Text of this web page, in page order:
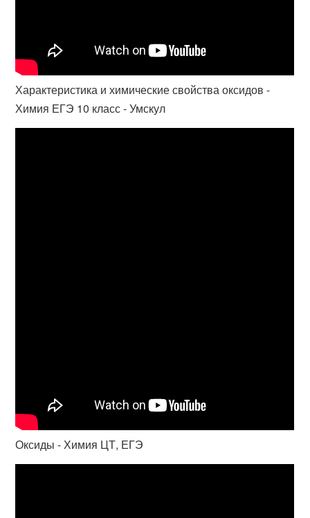
Характеристика и химические свойства оксидов -
Химия ЕГЭ 10 класс - Умскул
Оксиды - Химия ЦТ, ЕГЭ